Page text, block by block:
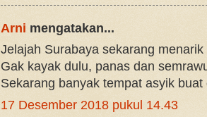
Arni mengatakan...
Jelajah Surabaya sekarang menarik
Gak kayak dulu, panas dan
Sekarang banyak tempat asyik buat
17 Desember 2018 pukul 14.43